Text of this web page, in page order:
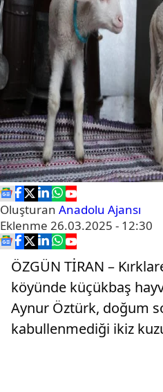
Oluşturan Anadolu Ajansı
Eklenme 26.03.2025 - 12:30
ÖZGÜN TİRAN –
köyünde küçükbaş
Aynur Öztürk, doğum
kabullenmediği ikiz